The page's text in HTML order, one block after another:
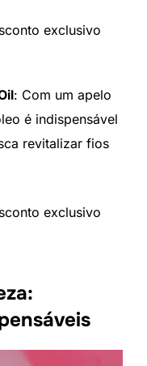
exclusivo
: Com um apelo
é indispensável
revitalizar fios
exclusivo